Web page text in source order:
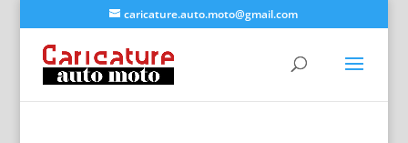
caricature.auto.moto@gmail.com